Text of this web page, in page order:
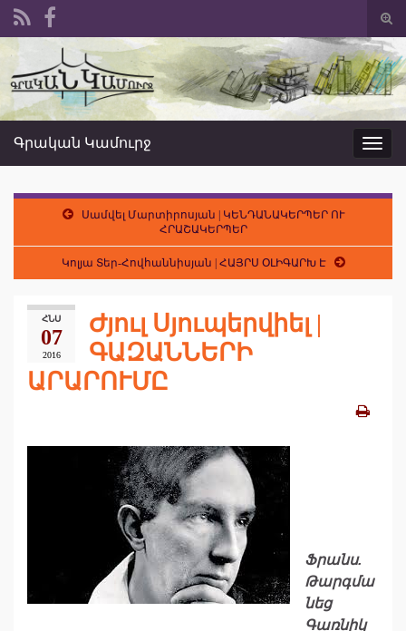
form
Search for:
Գրական Կամուրջ
Սամվել Մարտիրոսյան | ԿԵՆԴԱՆԱԿԵՐՊԵՐ ՈՒ
ՀՐԱՇԱԿԵՐՊԵՐ
Կոլյա Տեր-Հովհաննիսյան | ՀԱՅՐՍ ՕԼԻԳԱՐԽ Է
ՀՆՍ
07
2016
Ժյուլ Սյուպերվիել |
ԳԱԶԱՆՆԵՐԻ
ԱՐԱՐՈՒՄԸ
Ֆրանս.
Թարգմա
նեց
Գառնիկ